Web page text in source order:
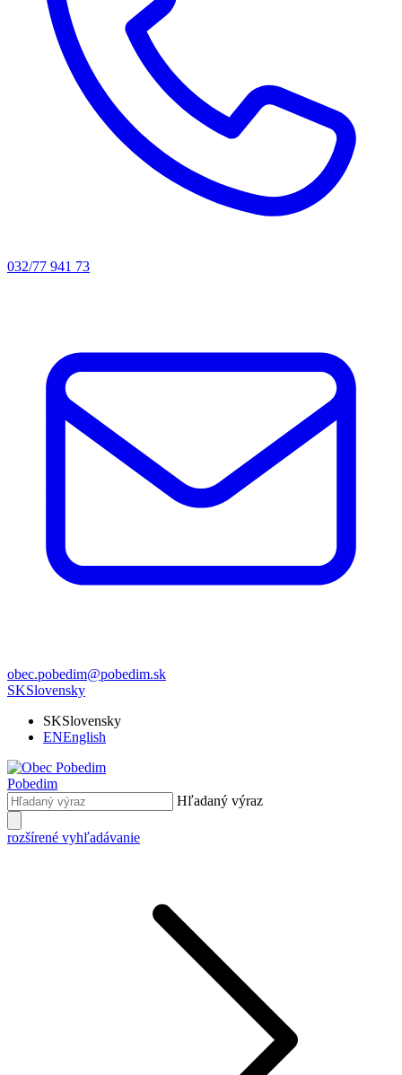
032/77 941 73
obec.pobedim@pobedim.sk
SKSlovensky
SKSlovensky
ENEnglish
Pobedim
Hľadaný výraz
rozšírené vyhľadávanie